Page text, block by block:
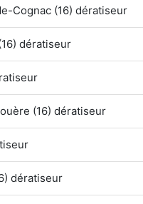
Cognac (16) dératiseur
dératiseur
(16) dératiseur
dératiseur